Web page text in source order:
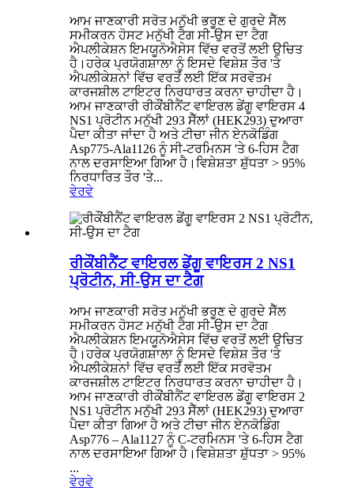
ਆਮ ਜਾਣਕਾਰੀ ਸਰੋਤ ਮਨੁੱਖੀ ਭਰੂਣ ਦੇ ਗੁਰਦੇ ਸੈੱਲ
ਸਮੀਕਰਨ ਹੋਸਟ ਮਨੁੱਖੀ ਟੈਗ ਸੀ-ਉਸ ਦਾ ਟੈਗ
ਐਪਲੀਕੇਸ਼ਨ ਇਮਯੂਨੋਐਸੇਸ ਵਿੱਚ ਵਰਤੋਂ ਲਈ ਉਚਿਤ
ਹੈ।ਹਰੇਕ ਪ੍ਰਯੋਗਸ਼ਾਲਾ ਨੂੰ ਇਸਦੇ ਵਿਸ਼ੇਸ਼ ਤੌਰ 'ਤੇ
ਐਪਲੀਕੇਸ਼ਨਾਂ ਵਿੱਚ ਵਰਤੋਂ ਲਈ ਇੱਕ ਸਰਵੋਤਮ
ਕਾਰਜਸ਼ੀਲ ਟਾਇਟਰ ਨਿਰਧਾਰਤ ਕਰਨਾ ਚਾਹੀਦਾ ਹੈ।
ਆਮ ਜਾਣਕਾਰੀ ਰੀਕੌਂਬੀਨੈਂਟ ਵਾਇਰਲ ਡੇਂਗੂ ਵਾਇਰਸ 4
NS1 ਪ੍ਰੋਟੀਨ ਮਨੁੱਖੀ 293 ਸੈੱਲਾਂ (HEK293) ਦੁਆਰਾ
ਪੈਦਾ ਕੀਤਾ ਜਾਂਦਾ ਹੈ ਅਤੇ ਟੀਚਾ ਜੀਨ ਏਨਕੋਡਿੰਗ
Asp775-Ala1126 ਨੂੰ ਸੀ-ਟਰਮਿਨਸ 'ਤੇ 6-ਹਿਸ ਟੈਗ
ਨਾਲ ਦਰਸਾਇਆ ਗਿਆ ਹੈ।ਵਿਸ਼ੇਸ਼ਤਾ ਸ਼ੁੱਧਤਾ > 95%
ਨਿਰਧਾਰਿਤ ਤੌਰ 'ਤੇ...
ਵੇਰਵੇ
ਰੀਕੌਂਬੀਨੈਂਟ ਵਾਇਰਲ ਡੇਂਗੂ ਵਾਇਰਸ 2 NS1
ਪ੍ਰੋਟੀਨ, ਸੀ-ਉਸ ਦਾ ਟੈਗ
ਆਮ ਜਾਣਕਾਰੀ ਸਰੋਤ ਮਨੁੱਖੀ ਭਰੂਣ ਦੇ ਗੁਰਦੇ ਸੈੱਲ
ਸਮੀਕਰਨ ਹੋਸਟ ਮਨੁੱਖੀ ਟੈਗ ਸੀ-ਉਸ ਦਾ ਟੈਗ
ਐਪਲੀਕੇਸ਼ਨ ਇਮਯੂਨੋਐਸੇਸ ਵਿੱਚ ਵਰਤੋਂ ਲਈ ਉਚਿਤ
ਹੈ।ਹਰੇਕ ਪ੍ਰਯੋਗਸ਼ਾਲਾ ਨੂੰ ਇਸਦੇ ਵਿਸ਼ੇਸ਼ ਤੌਰ 'ਤੇ
ਐਪਲੀਕੇਸ਼ਨਾਂ ਵਿੱਚ ਵਰਤੋਂ ਲਈ ਇੱਕ ਸਰਵੋਤਮ
ਕਾਰਜਸ਼ੀਲ ਟਾਇਟਰ ਨਿਰਧਾਰਤ ਕਰਨਾ ਚਾਹੀਦਾ ਹੈ।
ਆਮ ਜਾਣਕਾਰੀ ਰੀਕੌਂਬੀਨੈਂਟ ਵਾਇਰਲ ਡੇਂਗੂ ਵਾਇਰਸ 2
NS1 ਪ੍ਰੋਟੀਨ ਮਨੁੱਖੀ 293 ਸੈੱਲਾਂ (HEK293) ਦੁਆਰਾ
ਪੈਦਾ ਕੀਤਾ ਗਿਆ ਹੈ ਅਤੇ ਟੀਚਾ ਜੀਨ ਏਨਕੋਡਿੰਗ
Asp776 – Ala1127 ਨੂੰ C-ਟਰਮਿਨਸ 'ਤੇ 6-ਹਿਸ ਟੈਗ
ਨਾਲ ਦਰਸਾਇਆ ਗਿਆ ਹੈ।ਵਿਸ਼ੇਸ਼ਤਾ ਸ਼ੁੱਧਤਾ > 95%
...
ਵੇਰਵੇ